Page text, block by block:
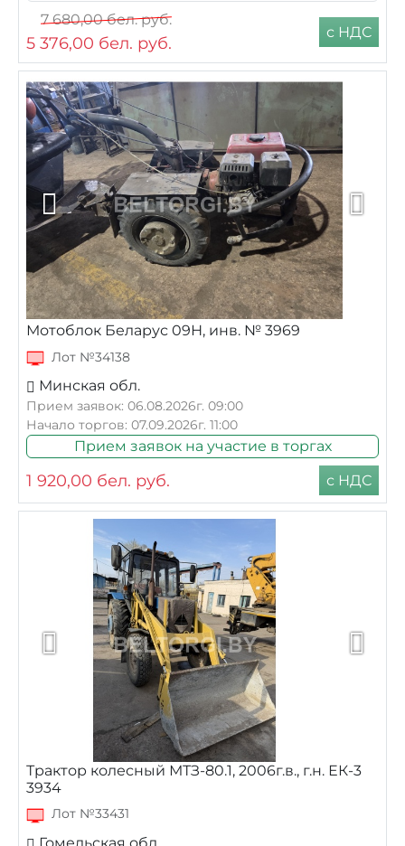
7 680,00бел. руб.
5 376,00 бел. руб.
с НДС
Мотоблок Беларус 09Н, инв. № 3969
Лот №34138
Минская обл.
Прием заявок: 06.08.2026г. 09:00
Начало торгов: 07.09.2026г. 11:00
Прием заявок на участие в торгах
1 920,00 бел. руб. с НДС
Трактор колесный МТЗ-80.1, 2006г.в., г.н. ЕК-3
3934
Лот №33431